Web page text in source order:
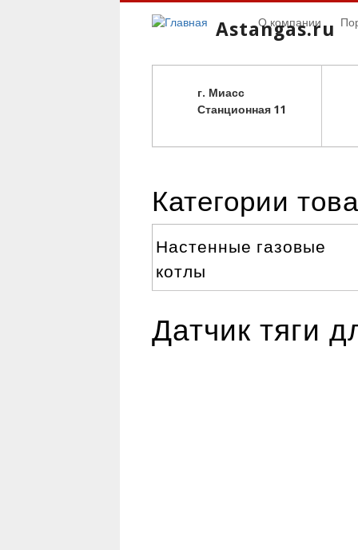
Astangas.ru
г. Миасс
Станционная 11
О компании
Категории
Настенные газовые
котлы
Датчик тяги